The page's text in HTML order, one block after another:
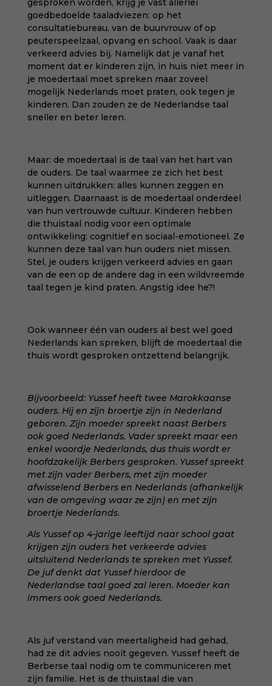
gesproken worden, krijg je vast allerlei
goedbedoelde taaladviezen: op het
consultatiebureau, van de buurvrouw of op
peuterspeelzaal, opvang en school. Vaak is daar
verkeerd advies bij. Namelijk dat je vanaf het
moment dat er kinderen zijn, in huis niet meer in
je moedertaal moet spreken maar zoveel
mogelijk Nederlands moet praten, ook tegen je
kinderen. Dan zouden ze de Nederlandse taal
sneller en beter leren.
Maar: de moedertaal is de taal van het hart van
de ouders. De taal waarmee ze zich het best
kunnen uitdrukken: alles kunnen zeggen en
uitleggen. Daarnaast is de moedertaal onderdeel
van hun vertrouwde cultuur. Kinderen hebben
die thuistaal nodig voor een optimale
ontwikkeling: cognitief en sociaal-emotioneel. Ze
kunnen deze taal van hun ouders niet missen.
Stel, je ouders krijgen verkeerd advies en gaan
van de een op de andere dag in een wildvreemde
taal tegen je kind praten. Angstig idee he?!
Ook wanneer één van ouders al best wel goed
Nederlands kan spreken, blijft de moedertaal die
thuis wordt gesproken ontzettend belangrijk.
Bijvoorbeeld: Yussef heeft twee Marokkaanse
ouders. Hij en zijn broertje zijn in Nederland
geboren. Zijn moeder spreekt naast Berbers
ook goed Nederlands. Vader spreekt maar een
enkel woordje Nederlands, dus thuis wordt er
hoofdzakelijk Berbers gesproken. Yussef spreekt
met zijn vader Berbers, met zijn moeder
afwisselend Berbers en Nederlands (afhankelijk
van de omgeving waar ze zijn) en met zijn
broertje Nederlands.
Als Yussef op 4-jarige leeftijd naar school gaat
krijgen zijn ouders het verkeerde advies
uitsluitend Nederlands te spreken met Yussef.
De juf denkt dat Yussef hierdoor de
Nederlandse taal goed zal leren. Moeder kan
immers ook goed Nederlands.
Als juf verstand van meertaligheid had gehad,
had ze dit advies nooit gegeven. Yussef heeft de
Berberse taal nodig om te communiceren met
zijn familie. Het is de thuistaal die van